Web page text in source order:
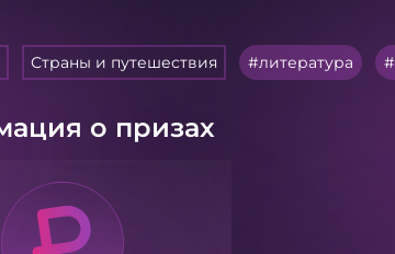
Страны и путешествия литература
о призах